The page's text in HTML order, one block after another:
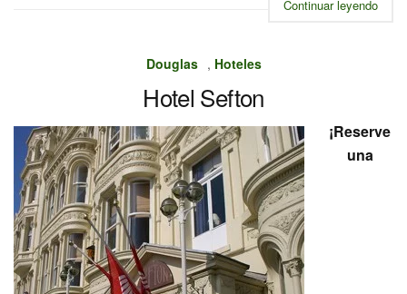
Continuar leyendo
Douglas , Hoteles
Hotel Sefton
¡Reserve
una